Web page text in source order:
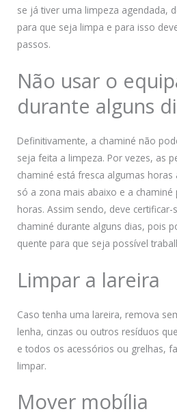
se já tiver uma limpeza agendada,
para que seja limpa e para isso
passos.
Não usar o
durante alguns
Definitivamente, a chaminé não
seja feita a limpeza. Por vezes, as
chaminé está fresca algumas
só a zona mais abaixo e a
horas. Assim sendo, deve certificar-
chaminé durante alguns dias, pois
quente para que seja possível
Limpar a lareira
Caso tenha uma lareira, remova
lenha, cinzas ou outros resíduos
e todos os acessórios ou grelhas,
limpar.
Mover mobília